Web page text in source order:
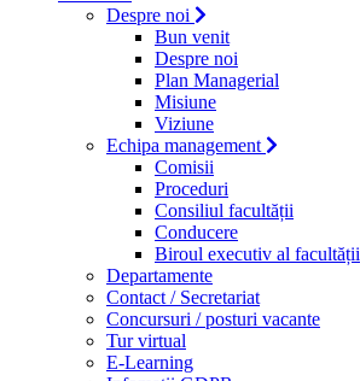
Despre noi
Bun venit
Despre noi
Plan Managerial
Misiune
Viziune
Echipa management
Comisii
Proceduri
Consiliul facultății
Conducere
Biroul executiv al facultății
Departamente
Contact / Secretariat
Concursuri / posturi vacante
Tur virtual
E-Learning